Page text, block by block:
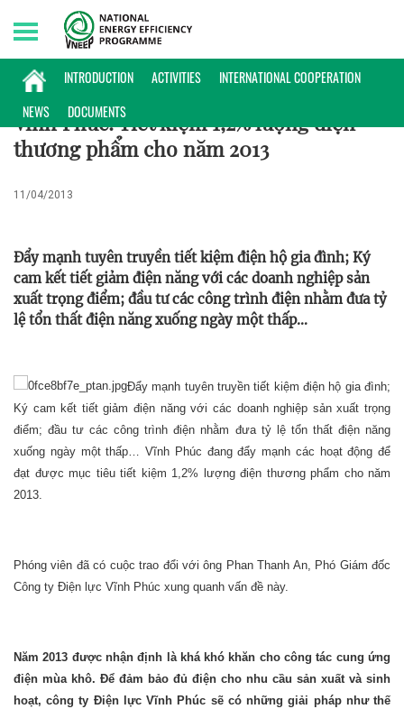
INTRODUCTION ACTIVITIES
INTERNATIONAL COOPERATION
NEWS
DOCUMENTS
Monday, 10/08/2026 | 14:06 GMT+7
HOẠT ĐỘNG
Vĩnh Phúc: Tiết kiệm 1,2% lượng điện
thương phẩm cho năm 2013
11/04/2013
Đẩy mạnh tuyên truyền tiết kiệm điện hộ gia đình; Ký
cam kết tiết giảm điện năng với các doanh nghiệp sản
xuất trọng điểm; đầu tư các công trình điện nhằm đưa tỷ
lệ tổn thất điện năng xuống ngày một thấp…
Đẩy mạnh tuyên truyền tiết kiệm điện hộ gia đình;
Ký cam kết tiết giảm điện năng với các doanh nghiệp sản xuất trọng
điểm; đầu tư các công trình điện nhằm đưa tỷ lệ tổn thất điện năng
xuống ngày một thấp… Vĩnh Phúc đang đẩy mạnh các hoạt động để
đạt được mục tiêu tiết kiệm 1,2% lượng điện thương phẩm cho năm
2013.
Phóng viên đã có cuộc trao đổi với ông Phan Thanh An, Phó Giám đốc
Công ty Điện lực Vĩnh Phúc xung quanh vấn đề này.
Năm 2013 được nhận định là khá khó khăn cho công tác cung ứng
điện mùa khô. Để đảm bảo đủ điện cho nhu cầu sản xuất và sinh
hoạt, công ty Điện lực Vĩnh Phúc sẽ có những giải pháp như thế